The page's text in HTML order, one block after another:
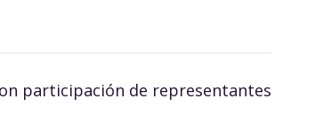
participación de representantes